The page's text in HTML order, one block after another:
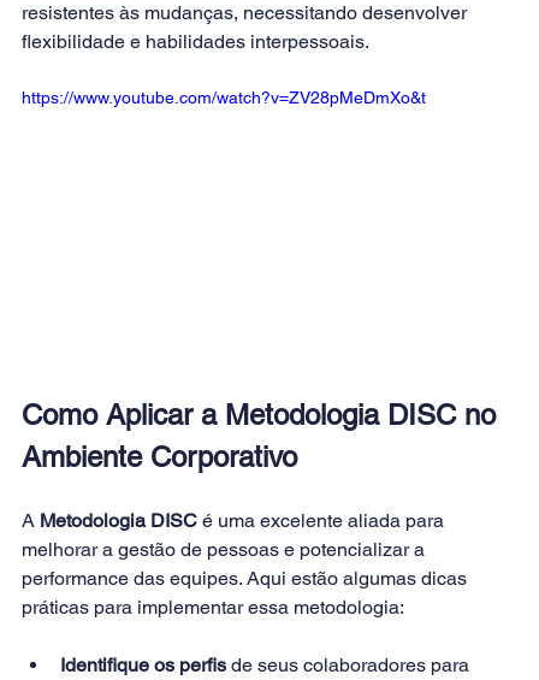
resistentes às mudanças, necessitando desenvolver
flexibilidade e habilidades interpessoais.
https://www.youtube.com/watch?v=ZV28pMeDmXo&t
Como Aplicar a Metodologia DISC no
Ambiente Corporativo
A Metodologia DISC é uma excelente aliada para
melhorar a gestão de pessoas e potencializar a
performance das equipes. Aqui estão algumas dicas
práticas para implementar essa metodologia:
Identifique os perfis de seus colaboradores para